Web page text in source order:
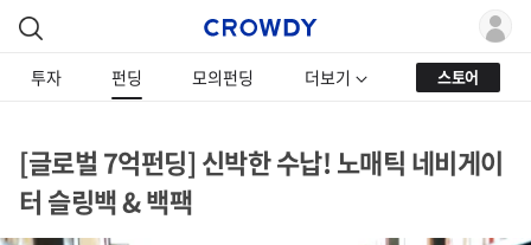
투자 펀딩 모의펀딩 더보기 스토어
[글로벌 7억펀딩] 신박한 수납! 노매틱 네비게이
터 슬링백 & 백팩